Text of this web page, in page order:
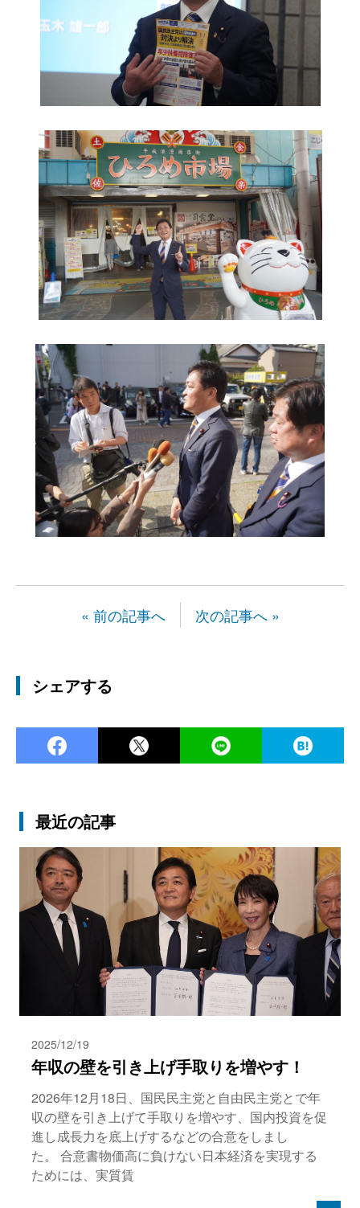
« 前の記事へ 次の記事へ »
シェアする
Facebook Twitter
最近の記事
2025/12/19
年収の壁を引き上げ手取りを増やす！
2026年12月18日、国民民主党と自由民主党とで年
収の壁を引き上げて手取りを増やす、国内投資を促
進し成長力を底上げするなどの合意をしまし
た。 合意書物価高に負けない日本経済を実現する
ためには、実質賃